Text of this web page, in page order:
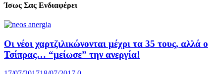
Ίσως Σας Ενδιαφέρει
Οι νέοι χαρτζιλικώνονται μέχρι τα 35 τους, αλλά ο
Τσίπρας… “μείωσε” την ανεργία!